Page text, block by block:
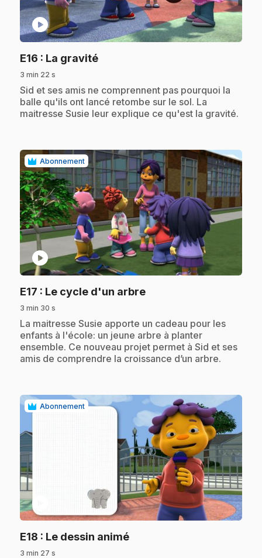
play_circle
E16 : La gravité.
3 min 22 s
.Sid et ses amis ne comprennent pas pourquoi la
balle qu'ils ont lancé retombe sur le sol. La
maitresse Susie leur explique ce qu'est la gravité.
Abonnement
play_circle
E17 : Le cycle d'un arbre.
3 min 30 s
.La maitresse Susie apporte un cadeau pour les
enfants à l'école: un jeune arbre à planter
ensemble. Ce nouveau projet permet à Sid et ses
amis de comprendre la croissance d’un arbre.
Abonnement
play_circle
E18 : Le dessin animé.
3 min 27 s